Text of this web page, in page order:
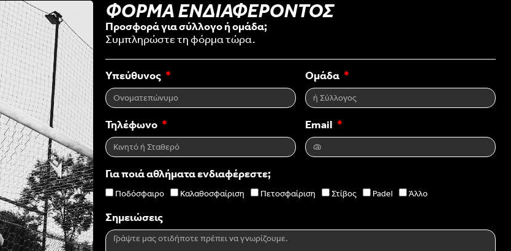
ΦΟΡΜΑ ΕΝΔΙΑΦΕΡΟΝΤΟΣ
Προσφορά για σύλλογο ή ομάδα;
Συμπληρώστε τη φόρμα τώρα.
Υπεύθυνος Ομάδα
Τηλέφωνο Email
Για ποιά αθλήματα ενδιαφέρεστε;
Ποδόσφαιρο Καλαθοσφαίριση Πετοσφαίριση Στίβος Padel Άλλο
Σημειώσεις